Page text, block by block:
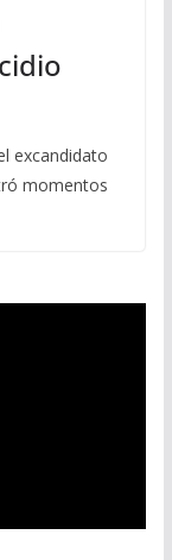
excandidato
momentos